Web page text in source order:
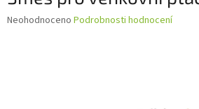
Průměrné
Neohodnoceno Podrobnosti hodnocení